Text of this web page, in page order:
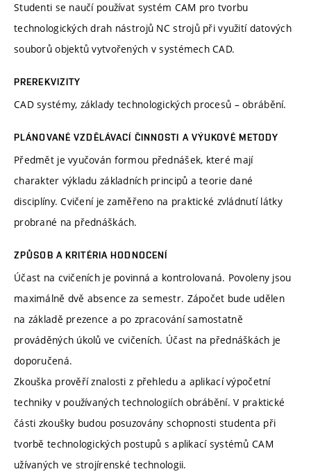
Studenti se naučí používat systém CAM pro tvorbu
technologických drah nástrojů NC strojů při využití datových
souborů objektů vytvořených v systémech CAD.
PREREKVIZITY
CAD systémy, základy technologických procesů – obrábění.
PLÁNOVANÉ VZDĚLÁVACÍ ČINNOSTI A VÝUKOVÉ METODY
Předmět je vyučován formou přednášek, které mají
charakter výkladu základních principů a teorie dané
disciplíny. Cvičení je zaměřeno na praktické zvládnutí látky
probrané na přednáškách.
ZPŮSOB A KRITÉRIA HODNOCENÍ
Účast na cvičeních je povinná a kontrolovaná. Povoleny jsou
maximálně dvě absence za semestr. Zápočet bude udělen
na základě prezence a po zpracování samostatně
prováděných úkolů ve cvičeních. Účast na přednáškách je
doporučená.
Zkouška prověří znalosti z přehledu a aplikací výpočetní
techniky v používaných technologiích obrábění. V praktické
části zkoušky budou posuzovány schopnosti studenta při
tvorbě technologických postupů s aplikací systémů CAM
užívaných ve strojírenské technologii.